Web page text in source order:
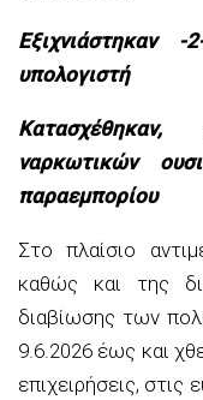
Εξιχνιάστηκαν
υπολογιστή
ναρκωτικών
παραεμπορίου
Στο πλαίσιο
καθώς και της
διαβίωσης των
9.6.2026 έως και
επιχειρήσεις, στις